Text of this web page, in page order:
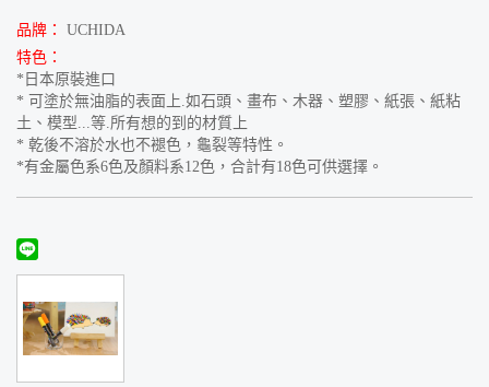
品牌：
UCHIDA
特色：
*日本原裝進口
* 可塗於無油脂的表面上.如石頭、畫布、木器、塑膠、紙張、紙粘
土、模型...等.所有想的到的材質上
* 乾後不溶於水也不褪色，龜裂等特性。
*有金屬色系6色及顏料系12色，合計有18色可供選擇。